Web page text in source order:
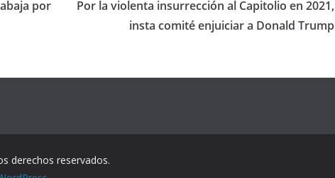
por
Por la violenta insurrección al Capitolio en 2021,
insta comité enjuiciar a Donald Trump
derechos reservados.